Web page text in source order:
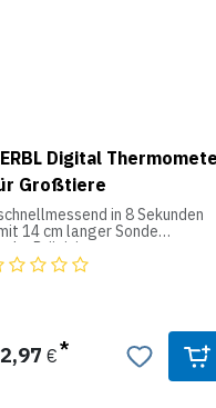
Digital
Großtiere
in 8 Sekunden
14 cm langer Sonde
hohe Präzision
des letzten Wertes
€